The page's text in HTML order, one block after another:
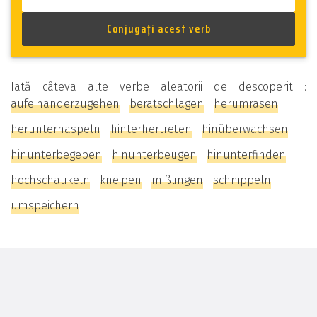
Iată câteva alte verbe aleatorii de descoperit :
aufeinanderzugehen
beratschlagen
herumrasen
herunterhaspeln
hinterhertreten
hinüberwachsen
hinunterbegeben
hinunterbeugen
hinunterfinden
hochschaukeln
kneipen mißlingen
schnippeln
umspeichern